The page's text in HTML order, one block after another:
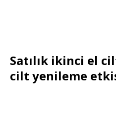
Satılık ikinci el
cilt yenileme